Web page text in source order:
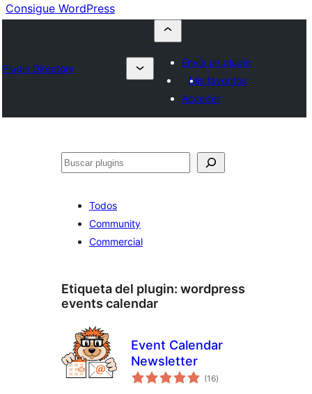
Consigue WordPress
Plugin Directory
Envía un plugin
Mis favoritos
Acceder
Buscar
Todos
Community
Commercial
Etiqueta del plugin: wordpress
events calendar
Event Calendar
Newsletter
(16total
de
)